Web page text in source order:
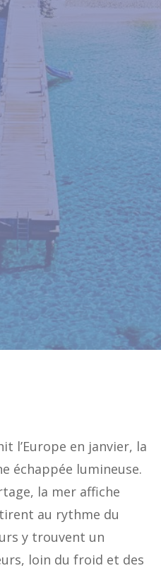
l’Europe en janvier, la
échappée lumineuse.
la mer affiche
au rythme du
y trouvent un
loin du froid et des